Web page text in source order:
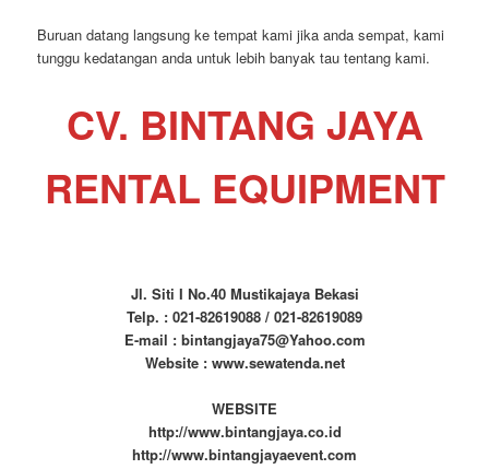
Buruan datang langsung ke tempat kami jika anda sempat, kami
tunggu kedatangan anda untuk lebih banyak tau tentang kami.
CV. BINTANG JAYA
RENTAL EQUIPMENT
Jl. Siti I No.40 Mustikajaya Bekasi
Telp. : 021-82619088 / 021-82619089
E-mail : bintangjaya75@Yahoo.com
Website : www.sewatenda.net
WEBSITE
http://www.bintangjaya.co.id
http://www.bintangjayaevent.com